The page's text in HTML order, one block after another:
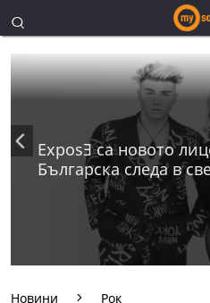
ExposƎ са новото
Българска следа в
Новини Рок